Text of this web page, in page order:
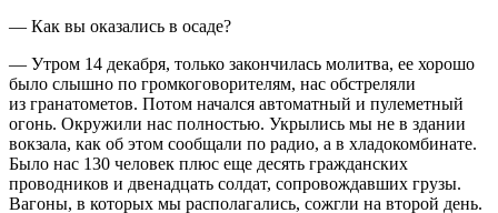
— Как вы оказались в осаде?
— Утром 14 декабря, только закончилась молитва, ее хорошо
было слышно по громкоговорителям, нас обстреляли
из гранатометов. Потом начался автоматный и пулеметный
огонь. Окружили нас полностью. Укрылись мы не в здании
вокзала, как об этом сообщали по радио, а в хладокомбинате.
Было нас 130 человек плюс еще десять гражданских
проводников и двенадцать солдат, сопровождавших грузы.
Вагоны, в которых мы располагались, сожгли на второй день.